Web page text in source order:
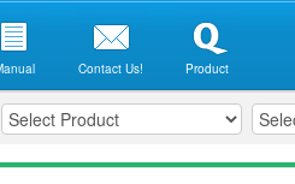
Contact Us! Product